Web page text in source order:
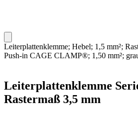
Leiterplattenklemme; Hebel; 1,5 mm²;
Push-in CAGE CLAMP®; 1,50 mm²;
Leiterplattenklemme
Rastermaß 3,5 mm